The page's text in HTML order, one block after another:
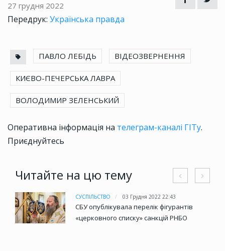
27 грудня 2022
Передрук: Українська правда
ПАВЛО ЛЕБІДЬ ВІДЕОЗВЕРНЕННЯ
КИЄВО-ПЕЧЕРСЬКА ЛАВРА
ВОЛОДИМИР ЗЕЛЕНСЬКИЙ
Оперативна інформація на телеграм-каналі ГІТу.
Приєднуйтесь
Читайте на цю тему
СУСПІЛЬСТВО 03 Грудня 2022 22:43
СБУ опублікувала перелік фігурантів
«церковного списку» санкцій РНБО